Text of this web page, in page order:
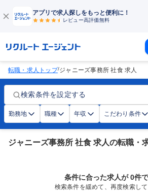
アプリで求人探しをもっと便利に！
レビュー高評価無料
転職・求人トップ/ジャニーズ事務所 社食 求人
検索条件を設定する
勤務地 職種 年収 こだわり条件
ジャニーズ事務所 社食 求人の転職・
条件に合った求人が 0件
検索条件を緩めて、再度検索し